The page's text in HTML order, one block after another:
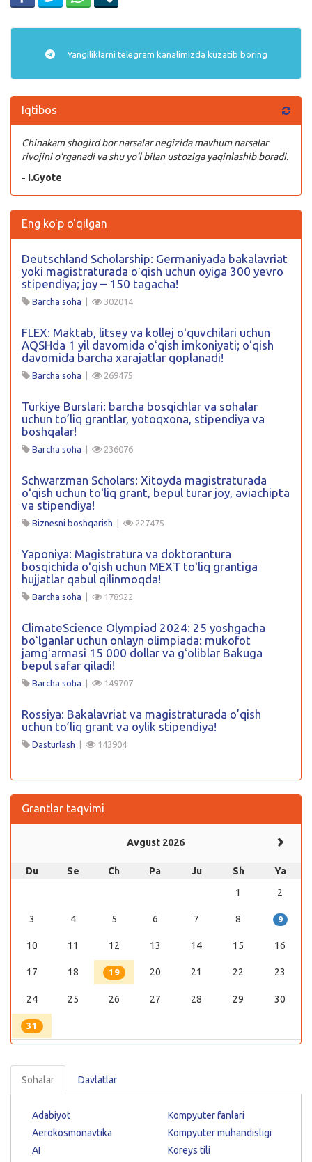
Yangiliklarni telegram kanalimizda kuzatib boring
Iqtibos
Chinakam shogird bor narsalar negizida mavhum narsalar
rivojini o’rganadi va shu yo’l bilan ustoziga yaqinlashib boradi.
- I.Gyote
Eng ko'p o'qilgan
Deutschland Scholarship: Germaniyada bakalavriat
yoki magistraturada oʻqish uchun oyiga 300 yevro
stipendiya; joy – 150 tagacha!
Barcha soha | 302014
FLEX: Maktab, litsey va kollej oʻquvchilari uchun
AQSHda 1 yil davomida oʻqish imkoniyati; oʻqish
davomida barcha xarajatlar qoplanadi!
Barcha soha | 269475
Turkiye Burslari: barcha bosqichlar va sohalar
uchun to’liq grantlar, yotoqxona, stipendiya va
boshqalar!
Barcha soha | 236076
Schwarzman Scholars: Xitoyda magistraturada
oʻqish uchun toʻliq grant, bepul turar joy, aviachipta
va stipendiya!
Biznesni boshqarish | 227475
Yaponiya: Magistratura va doktorantura
bosqichida oʻqish uchun MEXT toʻliq grantiga
hujjatlar qabul qilinmoqda!
Barcha soha | 178922
ClimateScience Olympiad 2024: 25 yoshgacha
boʻlganlar uchun onlayn olimpiada: mukofot
jamgʻarmasi 15 000 dollar va gʻoliblar Bakuga
bepul safar qiladi!
Barcha soha | 149707
Rossiya: Bakalavriat va magistraturada o’qish
uchun to’liq grant va oylik stipendiya!
Dasturlash | 143904
Grantlar taqvimi
Avgust 2026
Du Se Ch Pa Ju Sh
Ya
1
2
3 4 5 6 7 8 9
10 11 12 13 14 15 16
17 18 19 20 21 22 23
24 25 26 27 28 29 30
31
Sohalar Davlatlar
Adabiyot
Aerokosmonavtika
AI
Kompyuter fanlari
Kompyuter muhandisligi
Koreys tili